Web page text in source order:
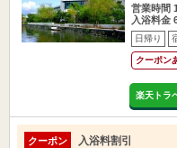
営業時間
入浴料金
日帰り
クーポン
楽天トラ
クーポン 入浴料割引